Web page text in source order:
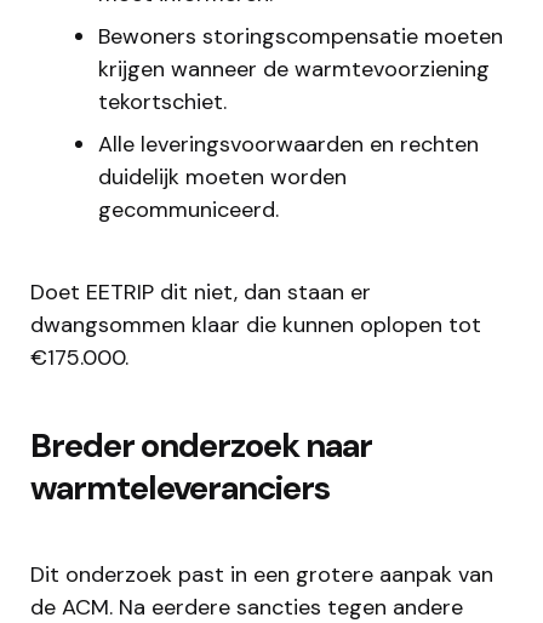
Bewoners storingscompensatie moeten
krijgen wanneer de warmtevoorziening
tekortschiet.
Alle leveringsvoorwaarden en rechten
duidelijk moeten worden
gecommuniceerd.
Doet EETRIP dit niet, dan staan er
dwangsommen klaar die kunnen oplopen tot
€175.000.
Breder onderzoek naar
warmteleveranciers
Dit onderzoek past in een grotere aanpak van
de ACM. Na eerdere sancties tegen andere